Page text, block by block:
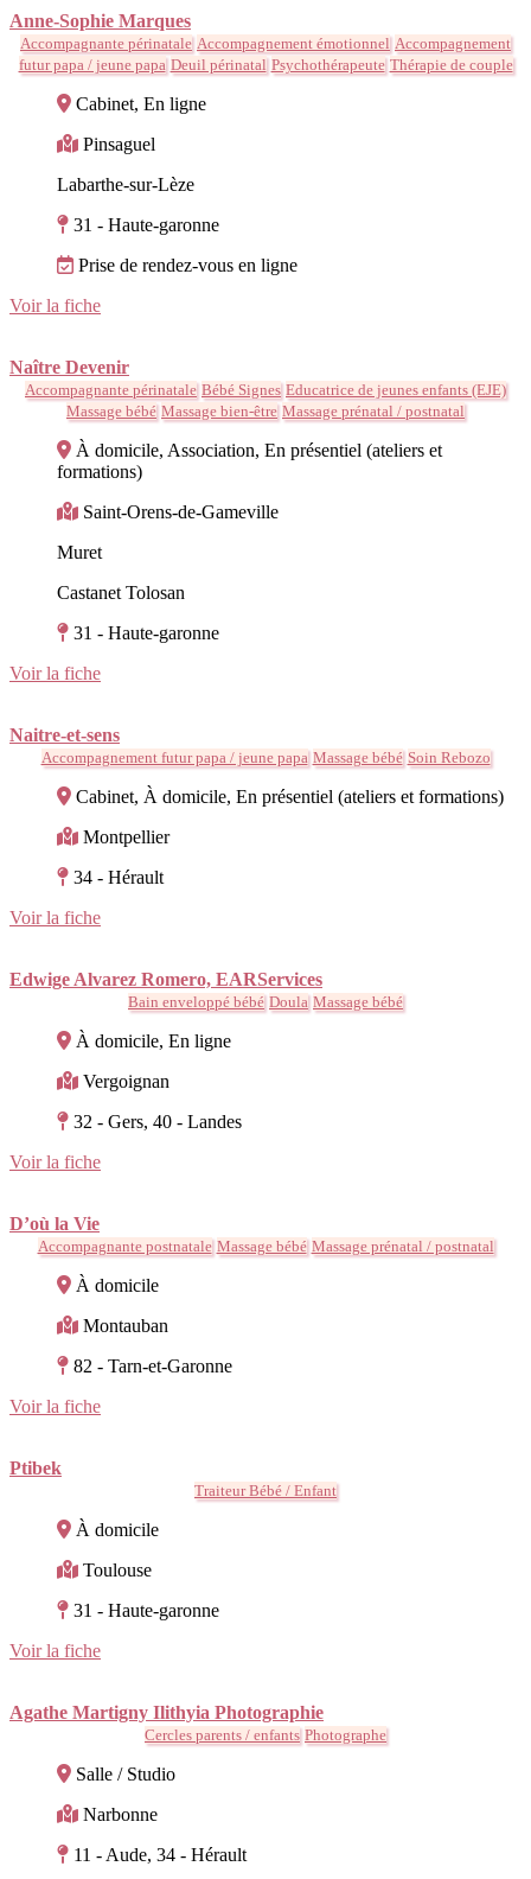
Anne-Sophie Marques
Accompagnante périnatale Accompagnement émotionnel Accompagnement
futur papa / jeune papa Deuil périnatal Psychothérapeute Thérapie de couple
Cabinet, En ligne
Pinsaguel
Labarthe-sur-Lèze
31 - Haute-garonne
Prise de rendez-vous en ligne
Voir la fiche
Naître Devenir
Accompagnante périnatale Bébé Signes Educatrice de jeunes enfants (EJE)
Massage bébé Massage bien-être Massage prénatal / postnatal
À domicile, Association, En présentiel (ateliers et
formations)
Saint-Orens-de-Gameville
Muret
Castanet Tolosan
31 - Haute-garonne
Voir la fiche
Naitre-et-sens
Accompagnement futur papa / jeune papa Massage bébé Soin Rebozo
Cabinet, À domicile, En présentiel (ateliers et formations)
Montpellier
34 - Hérault
Voir la fiche
Edwige Alvarez Romero, EARServices
Bain enveloppé bébé Doula Massage bébé
À domicile, En ligne
Vergoignan
32 - Gers, 40 - Landes
Voir la fiche
D’où la Vie
Accompagnante postnatale Massage bébé Massage prénatal / postnatal
À domicile
Montauban
82 - Tarn-et-Garonne
Voir la fiche
Ptibek
Traiteur Bébé / Enfant
À domicile
Toulouse
31 - Haute-garonne
Voir la fiche
Agathe Martigny Ilithyia Photographie
Cercles parents / enfants Photographe
Salle / Studio
Narbonne
11 - Aude, 34 - Hérault